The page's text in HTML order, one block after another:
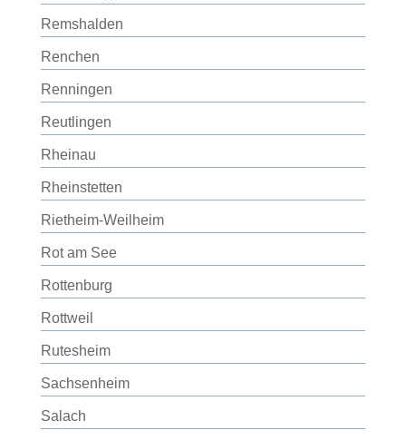
Remshalden
Renchen
Renningen
Reutlingen
Rheinau
Rheinstetten
Rietheim-Weilheim
Rot am See
Rottenburg
Rottweil
Rutesheim
Sachsenheim
Salach